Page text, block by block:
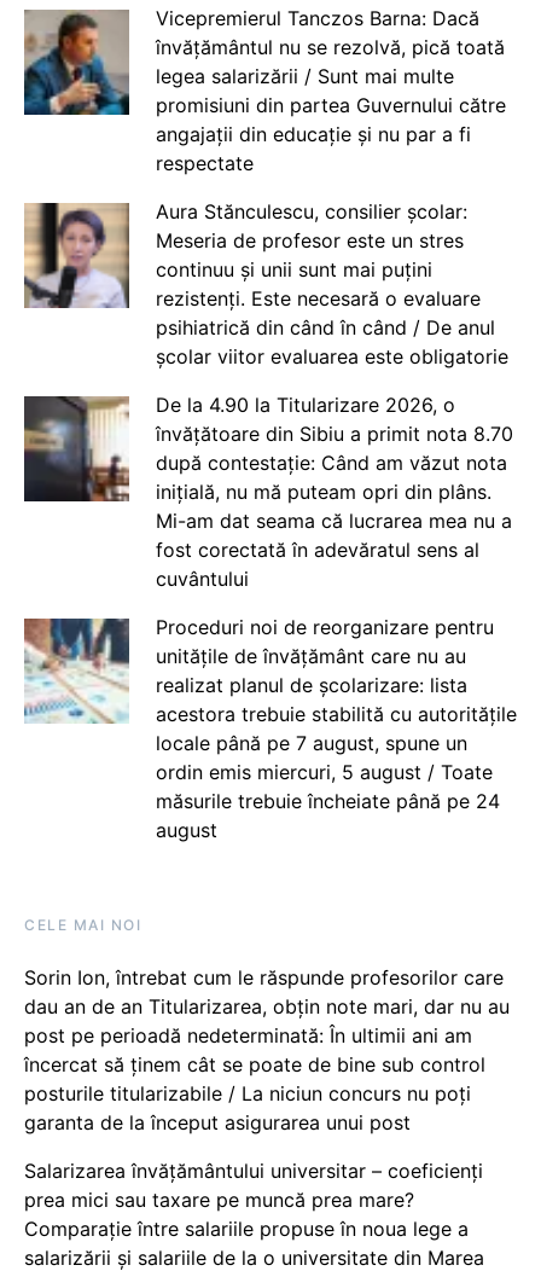
Vicepremierul Tanczos Barna: Dacă
învățământul nu se rezolvă, pică toată
legea salarizării / Sunt mai multe
promisiuni din partea Guvernului către
angajații din educație și nu par a fi
respectate
Aura Stănculescu, consilier școlar:
Meseria de profesor este un stres
continuu și unii sunt mai puțini
rezistenți. Este necesară o evaluare
psihiatrică din când în când / De anul
școlar viitor evaluarea este obligatorie
De la 4.90 la Titularizare 2026, o
învățătoare din Sibiu a primit nota 8.70
după contestație: Când am văzut nota
inițială, nu mă puteam opri din plâns.
Mi-am dat seama că lucrarea mea nu a
fost corectată în adevăratul sens al
cuvântului
Proceduri noi de reorganizare pentru
unitățile de învățământ care nu au
realizat planul de școlarizare: lista
acestora trebuie stabilită cu autoritățile
locale până pe 7 august, spune un
ordin emis miercuri, 5 august / Toate
măsurile trebuie încheiate până pe 24
august
CELE MAI NOI
Sorin Ion, întrebat cum le răspunde profesorilor care
dau an de an Titularizarea, obțin note mari, dar nu au
post pe perioadă nedeterminată: În ultimii ani am
încercat să ținem cât se poate de bine sub control
posturile titularizabile / La niciun concurs nu poți
garanta de la început asigurarea unui post
Salarizarea învățământului universitar – coeficienți
prea mici sau taxare pe muncă prea mare?
Comparație între salariile propuse în noua lege a
salarizării și salariile de la o universitate din Marea